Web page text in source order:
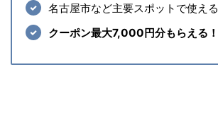
名古屋市など主要スポットで使える
クーポン最大7,000円分もらえる！